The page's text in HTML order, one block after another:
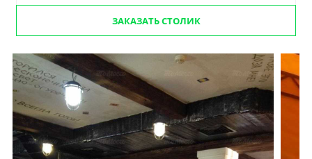
ЗАКАЗАТЬ СТОЛИК